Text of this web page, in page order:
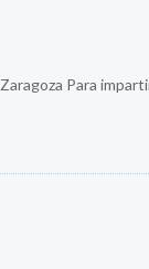
Para